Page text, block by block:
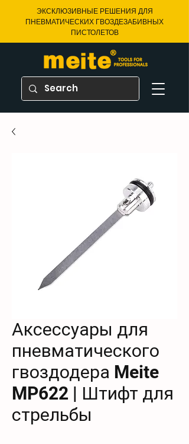
ЭКСКЛЮЗИВНЫЕ РЕШЕНИЯ ДЛЯ
ПНЕВМАТИЧЕСКИХ ГВОЗДЕЗАБИВНЫХ
ПИСТОЛЕТОВ
Аксессуары для
пневматического
гвоздодера Meite
MP622 | Штифт для
стрельбы